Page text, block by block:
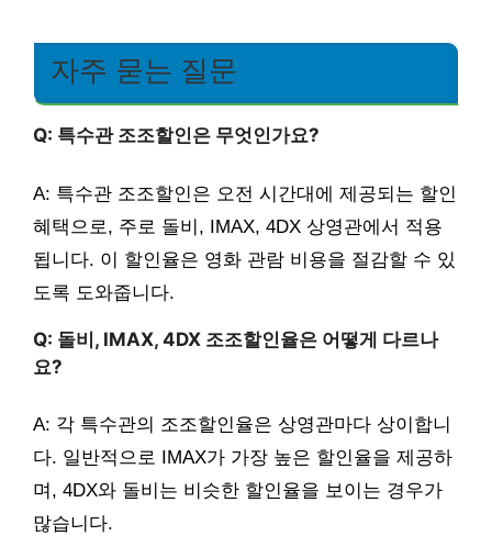
자주 묻는 질문
Q: 특수관 조조할인은 무엇인가요?
A: 특수관 조조할인은 오전 시간대에 제공되는 할인
혜택으로, 주로 돌비, IMAX, 4DX 상영관에서 적용
됩니다. 이 할인율은 영화 관람 비용을 절감할 수 있
도록 도와줍니다.
Q: 돌비, IMAX, 4DX 조조할인율은 어떻게 다르나
요?
A: 각 특수관의 조조할인율은 상영관마다 상이합니
다. 일반적으로 IMAX가 가장 높은 할인율을 제공하
며, 4DX와 돌비는 비슷한 할인율을 보이는 경우가
많습니다.